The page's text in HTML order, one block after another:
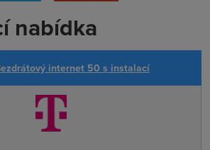
nabídka
internet 50 s instalací